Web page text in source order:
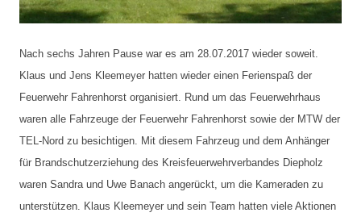
Nach sechs Jahren Pause war es am 28.07.2017 wieder soweit.
Klaus und Jens Kleemeyer hatten wieder einen Ferienspaß der
Feuerwehr Fahrenhorst organisiert. Rund um das Feuerwehrhaus
waren alle Fahrzeuge der Feuerwehr Fahrenhorst sowie der MTW der
TEL-Nord zu besichtigen. Mit diesem Fahrzeug und dem Anhänger
für Brandschutzerziehung des Kreisfeuerwehrverbandes Diepholz
waren Sandra und Uwe Banach angerückt, um die Kameraden zu
unterstützen. Klaus Kleemeyer und sein Team hatten viele Aktionen